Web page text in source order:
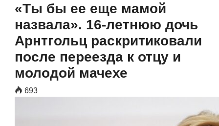
«Ты бы ее еще мамой
назвала». 16-летнюю дочь
Арнтгольц раскритиковали
после переезда к отцу и
молодой мачехе
693